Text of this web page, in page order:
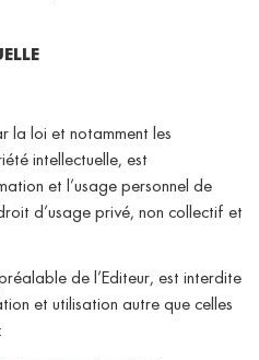
la loi et notamment les
intellectuelle, est
et l’usage personnel de
d’usage privé, non collectif et
de l’Editeur, est interdite
et utilisation autre que celles